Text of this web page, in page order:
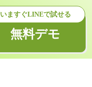
無料デモ
いますぐLINEで試せる